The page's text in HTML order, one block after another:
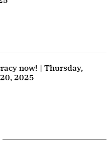
now! | Thursday,
2025